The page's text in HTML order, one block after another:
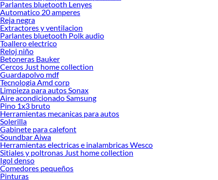
Parlantes bluetooth Lenyes
Automatico 20 amperes
Reja negra
Extractores y ventilacion
Parlantes bluetooth Polk audio
Toallero electrico
Reloj niño
Betoneras Bauker
Cercos Just home collection
Guardapolvo mdf
Tecnologia Amd corp
Limpieza para autos Sonax
Aire acondicionado Samsung
Pino 1x3 bruto
Herramientas mecanicas para autos
Solerilla
Gabinete para calefont
Soundbar Aiwa
Herramientas electricas e inalambricas Wesco
Sitiales y poltronas Just home collection
Igol denso
Comedores pequeños
Pinturas